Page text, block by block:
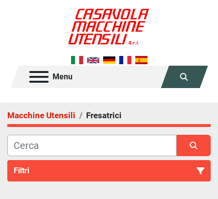
Menu
Cerca
Macchine Utensili Fresatrici
Filtri